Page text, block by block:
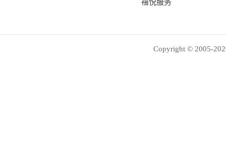
禧悦服务
Copyright © 2005-